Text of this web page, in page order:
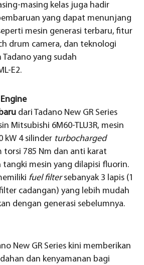
masing kelas juga hadir
yang dapat menunjang
mesin generasi terbaru, fitur
drum camera, dan teknologi
yang sudah
E2.
dari Tadano New GR Series
Mitsubishi 6M60-TLU3R, mesin
kW 4 silinder turbocharged
torsi 785 Nm dan anti karat
tangki mesin yang dilapisi fluorin.
fuel filtersebanyak 3 lapis (1
cadangan) yang lebih mudah
dengan generasi sebelumnya.
New GR Series kini memberikan
dan kenyamanan bagi